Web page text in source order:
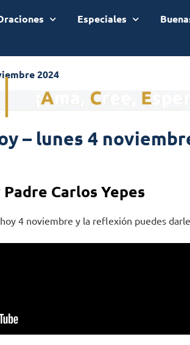
Especiales
2024
– lunes 4
Carlos Yepes
4 noviembre y la reflexión puedes